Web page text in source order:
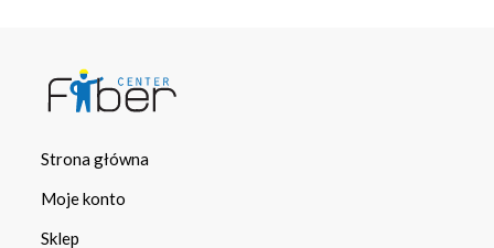
Strona główna
Moje konto
Sklep